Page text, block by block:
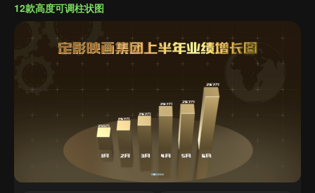
登录
忘记密码
12款高度可调柱状图